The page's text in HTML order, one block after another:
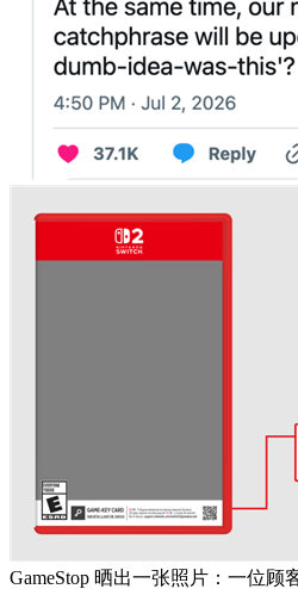
GameStop 晒出一张照片：一位顾